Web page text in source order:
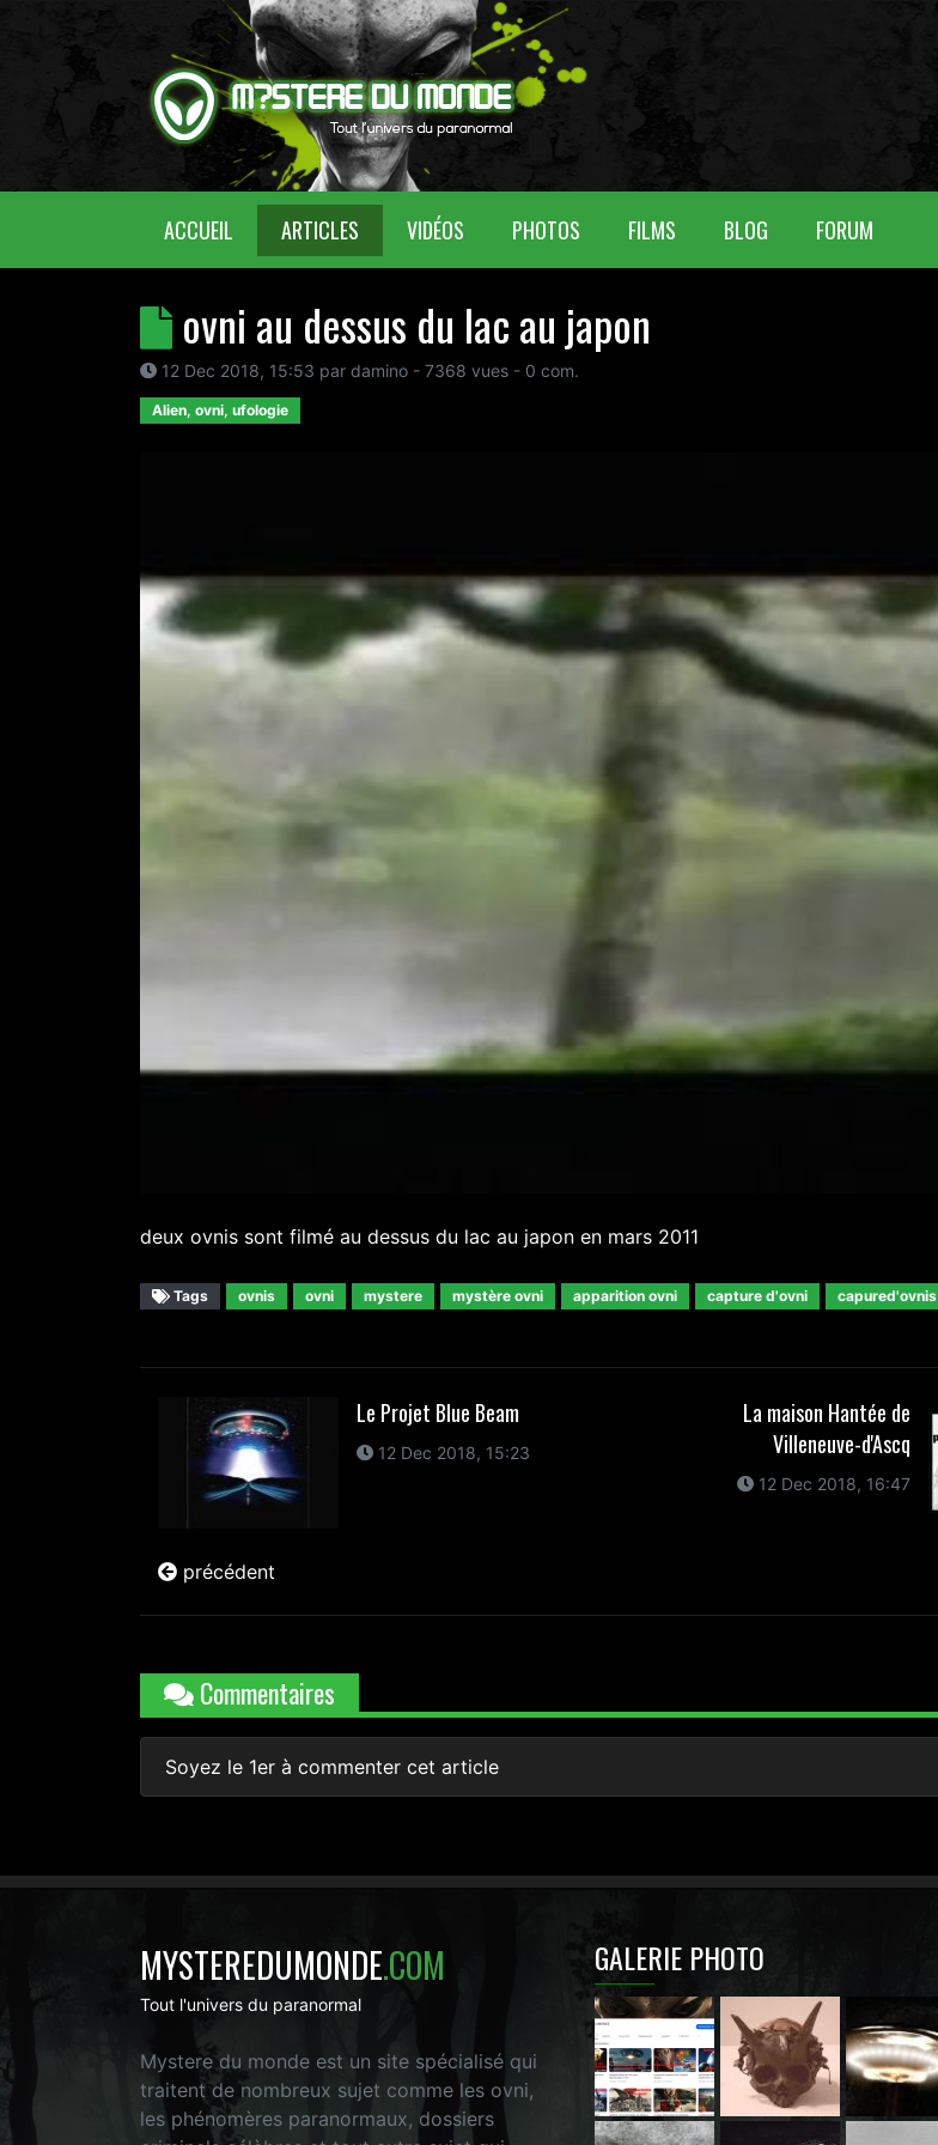
ACCUEIL (CURRENT)ARTICLES VIDÉOS PHOTOS FILMS BLOG FORUM
ovni au dessus du lac au japon
12 Dec 2018, 15:53 par damino - 7368 vues - 0 com.
Alien, ovni, ufologie
deux ovnis sont filmé au dessus du lac au japon en mars 2011
Tags ovnis ovni mystere mystère ovni apparition ovni capture d'ovni capured'ovnis
Le Projet Blue Beam
12 Dec 2018, 15:23
précédent
La maison Hantée de
Villeneuve-d'Ascq
12 Dec 2018, 16:47
Commentaires
Soyez le 1er à commenter cet article
MYSTEREDUMONDE.COM
Tout l'univers du paranormal
Mystere du monde est un site spécialisé qui
traitent de nombreux sujet comme les ovni,
les phénomères paranormaux, dossiers
GALERIE PHOTO